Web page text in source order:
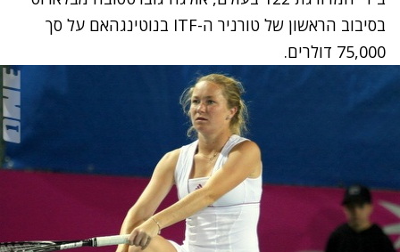
בסיבוב הראשון של טורניר ה-ITF בנוטינגהאם על סך
75,000 דולרים.